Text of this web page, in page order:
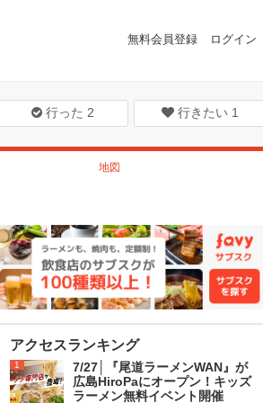
無料会員登録 ログイン
行った 2 行きたい 1
地図
アクセスランキング
1
7/27│『尾道ラーメンWAN』が
広島HiroPaにオープン！キッズ
ラーメン無料イベント開催